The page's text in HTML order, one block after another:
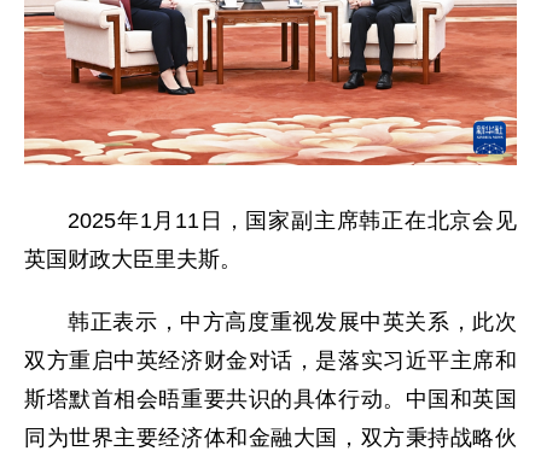
2025年1月11日，国家副主席韩正在北京会见
英国财政大臣里夫斯。
韩正表示，中方高度重视发展中英关系，此次
双方重启中英经济财金对话，是落实习近平主席和
斯塔默首相会晤重要共识的具体行动。中国和英国
同为世界主要经济体和金融大国，双方秉持战略伙